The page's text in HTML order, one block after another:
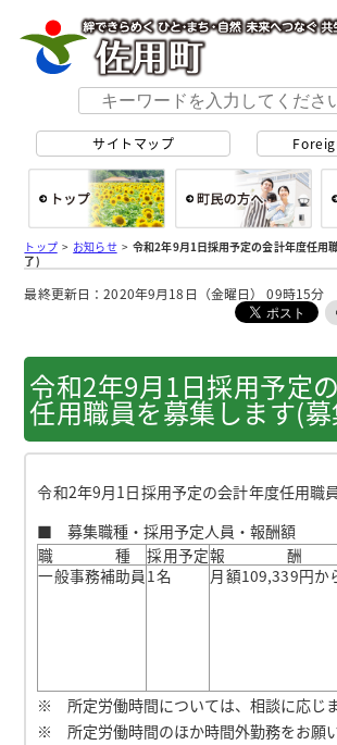
サイトマップ
総合トップ 町
トップ> お知らせ>令和2年9月1日採用予定の会計年度任用
了)
最終更新日：2020年9月18日（金曜日） 09時15分
令和2年9月1日採用予定
任用職員を募集します(
令和2年9月1日採用予定の会計年度任用職
■ 募集職種・採用予定人員・報酬額
職 種
採用予定報 酬
一般事務補助員 1名 月額109,339円か
※ 所定労働時間については、相談に応じま
※ 所定労働時間のほか時間外勤務をお願